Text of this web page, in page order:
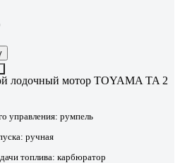
лодочный мотор TOYAMA TA 2
управления: румпель
ручная
топлива: карбюратор